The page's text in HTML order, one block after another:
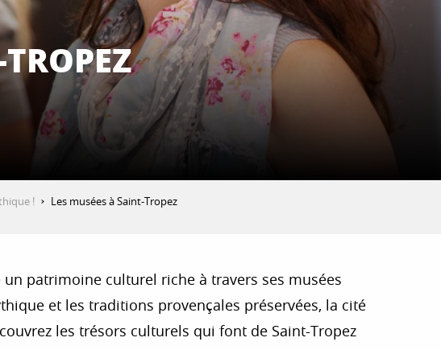
! Les musées à Saint-Tropez
patrimoine culturel riche à travers ses musées
et les traditions provençales préservées, la cité
les trésors culturels qui font de Saint-Tropez